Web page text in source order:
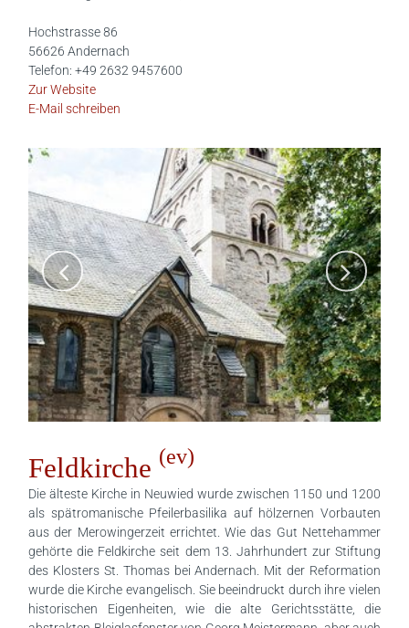
Hochstrasse 86
56626 Andernach
Telefon: +49 2632 9457600
Zur Website
E-Mail schreiben
Feldkirche (ev)
Die älteste Kirche in Neuwied wurde zwischen 1150 und 1200
als spätromanische Pfeilerbasilika auf hölzernen Vorbauten
aus der Merowingerzeit errichtet. Wie das Gut Nettehammer
gehörte die Feldkirche seit dem 13. Jahrhundert zur Stiftung
des Klosters St. Thomas bei Andernach. Mit der Reformation
wurde die Kirche evangelisch. Sie beeindruckt durch ihre vielen
historischen Eigenheiten, wie die alte Gerichtsstätte, die